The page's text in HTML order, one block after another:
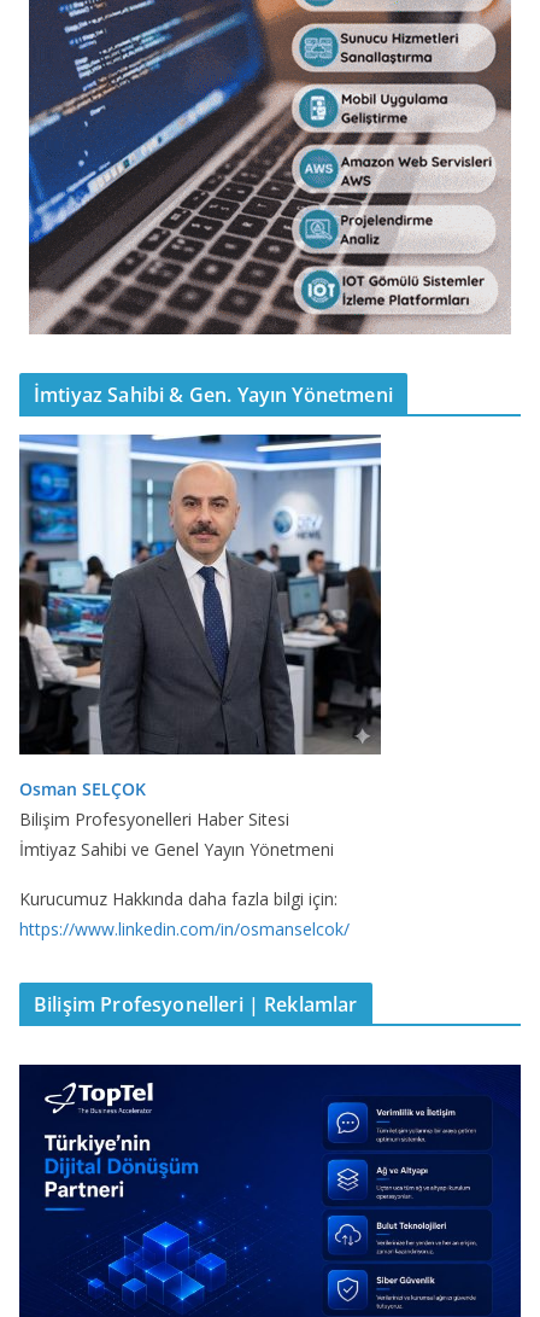
İmtiyaz Sahibi & Gen. Yayın Yönetmeni
Osman SELÇOK
Bilişim Profesyonelleri Haber Sitesi
İmtiyaz Sahibi ve Genel Yayın Yönetmeni
Kurucumuz Hakkında daha fazla bilgi için:
https://www.linkedin.com/in/osmanselcok/
Bilişim Profesyonelleri | Reklamlar